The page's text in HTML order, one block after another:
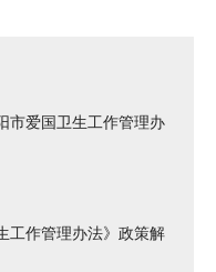
市爱国卫生工作管理办
工作管理办法》政策解